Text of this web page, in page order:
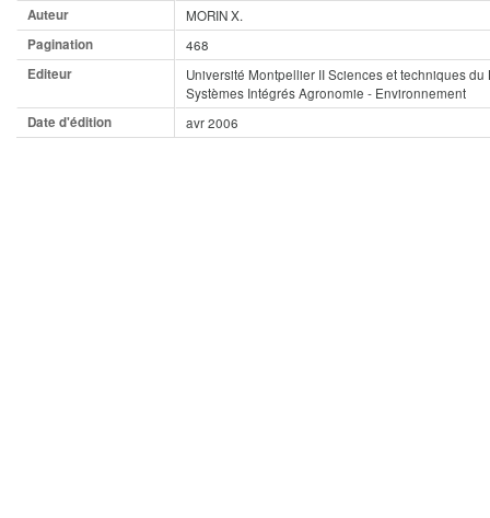
Auteur
MORIN X.
Pagination
468
Editeur
Université Montpellier II Sciences et techniques
Systèmes Intégrés Agronomie ‐ Environnement
Date d'édition
avr 2006